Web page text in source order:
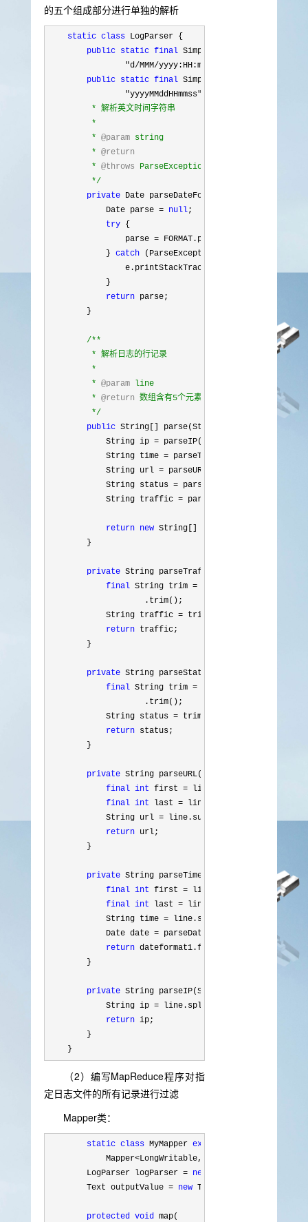
的五个组成部分进行单独的解析
static class LogParser {
public static final SimpleDateFormat FORMAT =
"d/MMM/yyyy:HH:mm:ss"
public static final SimpleDateFormat
"yyyyMMddHHmmss"
         * 解析英文时间字符串
         *
         *
@param string
         *
@return
         *
@throws ParseException
*/
private Date parseDateFormat(String string) {
            Date parse
= null;
try {
                parse
= FORMAT.parse(string);
            }
catch (ParseException e) {
                e.printStackTrace();
            }
return parse;
        }
/**
         * 解析日志的行记录
         *
         *
@param line
         *
@return 数组含有5个元素，分别是ip、时间、url、
*/
public String[] parse(String line) {
            String ip
= parseIP(line);
            String time
= parseTime(line);
            String url
= parseURL(line);
            String status
= parseStatus(line);
            String traffic
= parseTraffic(line);
return new String[] { ip, time, url,
        }
private String parseTraffic(String line) {
final String trim =
                    .trim();
            String traffic
= trim.split(" ")[1
return traffic;
        }
private String parseStatus(String line) {
final String trim =
                    .trim();
            String status
= trim.split(" ")[0
return status;
        }
private String parseURL(String line) {
final int first = line.indexOf("\""
final int last = line.lastIndexOf("\""
            String url
= line.substring(first + 1
return url;
        }
private String parseTime(String line) {
final int first = line.indexOf("["
);
final int last = line.indexOf("+0800]"
            String time
= line.substring(first + 1
            Date date
= parseDateFormat(time);
return dateformat1.format(date);
        }
private String parseIP(String line) {
            String ip
= line.split("- -")[0
return ip;
        }
    }
（2）编写MapReduce程序对指
定日志文件的所有记录进行过滤
Mapper类：
static class MyMapper extends
            Mapper
<LongWritable, Text, LongWritable,
        LogParser logParser
= new
        Text outputValue
= new Text();
protected void map(